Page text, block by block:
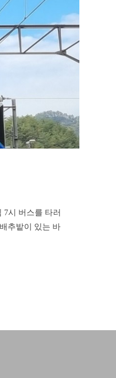
7시 버스를 타러
추밭이 있는 바